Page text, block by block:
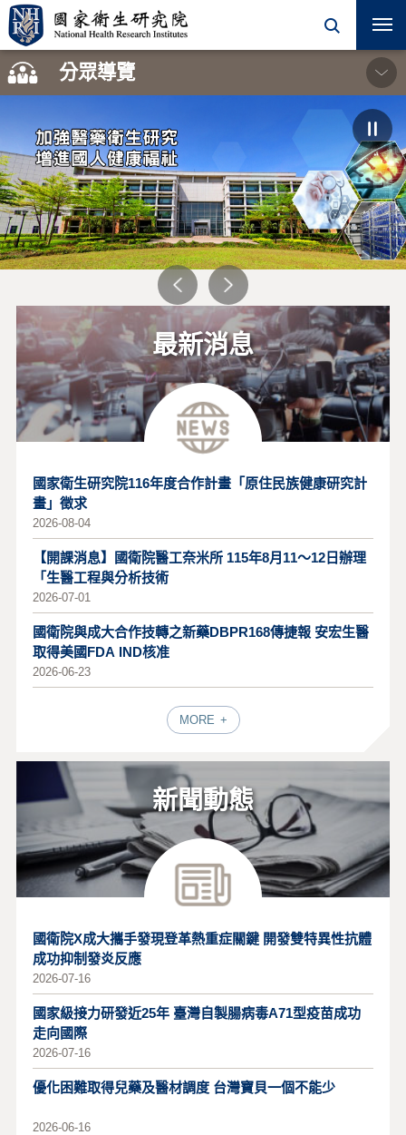
開
分眾導覽
學術活動 徵才訊息 研究單位
計畫徵求 合作學程 機構典藏
院內同仁
加強醫藥衛生研究
增進國人健康福祉
最新消息
國家衛生研究院116年度合作計畫「原住民族健康研究計
畫」徵求
2026-08-04
【開課消息】國衛院醫工奈米所 115年8月11～12日辦理
「生醫工程與分析技術
2026-07-01
國衛院與成大合作技轉之新藥DBPR168傳捷報 安宏生醫
取得美國FDA IND核准
2026-06-23
MORE
新聞動態
國衛院X成大攜手發現登革熱重症關鍵 開發雙特異性抗體
成功抑制發炎反應
2026-07-16
國家級接力研發近25年 臺灣自製腸病毒A71型疫苗成功
走向國際
2026-07-16
優化困難取得兒藥及醫材調度 台灣寶貝一個不能少
2026-06-16